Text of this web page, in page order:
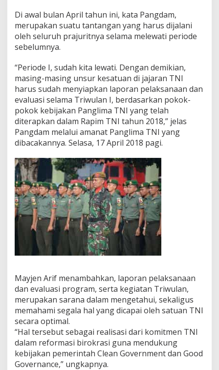
Di awal bulan April tahun ini, kata Pangdam,
merupakan suatu tantangan yang harus dijalani
oleh seluruh prajuritnya selama melewati periode
sebelumnya.
“Periode I, sudah kita lewati. Dengan demikian,
masing-masing unsur kesatuan di jajaran TNI
harus sudah menyiapkan laporan pelaksanaan dan
evaluasi selama Triwulan I, berdasarkan pokok-
pokok kebijakan Panglima TNI yang telah
diterapkan dalam Rapim TNI tahun 2018,” jelas
Pangdam melalui amanat Panglima TNI yang
dibacakannya. Selasa, 17 April 2018 pagi.
Mayjen Arif menambahkan, laporan pelaksanaan
dan evaluasi program, serta kegiatan Triwulan,
merupakan sarana dalam mengetahui, sekaligus
memahami segala hal yang dicapai oleh satuan TNI
secara optimal.
“Hal tersebut sebagai realisasi dari komitmen TNI
dalam reformasi birokrasi guna mendukung
kebijakan pemerintah Clean Government dan Good
Governance,” ungkapnya.